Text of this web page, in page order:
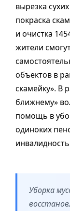
вырезка
покраска
и очистка
жители
объектов в
скамейку». В
ближнему»
помощь в
одиноких
Уборка